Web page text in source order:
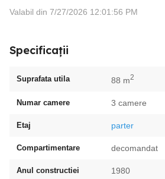
Valabil din 7/27/2026 12:01:56 PM
Specificații
Suprafata utila 88 m2
Numar camere 3 camere
Etaj parter
Compartimentare decomandat
Anul constructiei 1980